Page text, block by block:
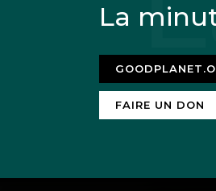
La
FAIRE UN DON